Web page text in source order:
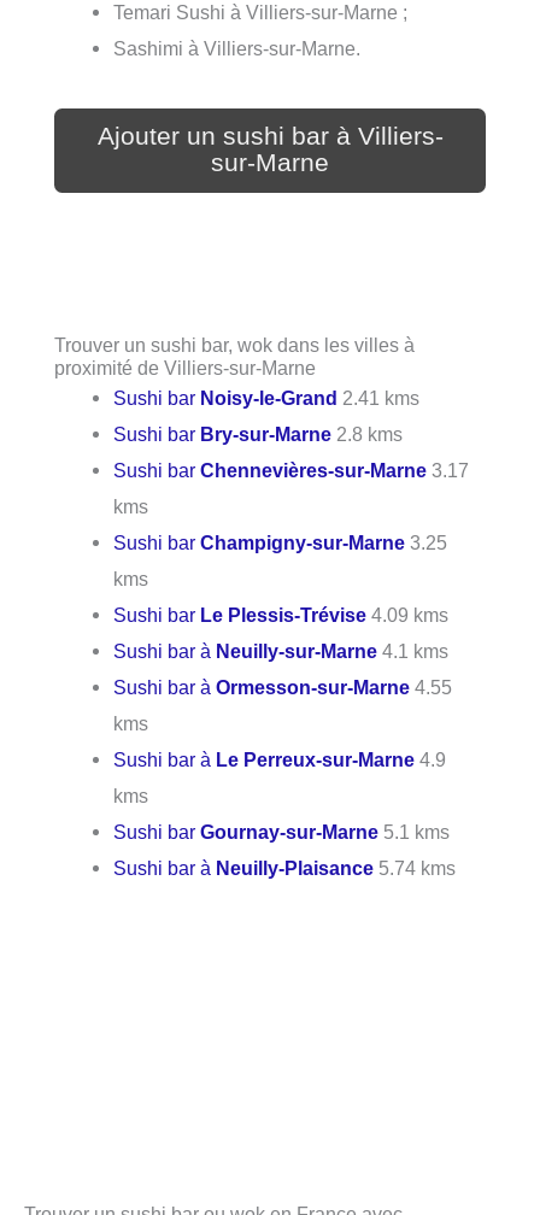
Temari Sushi à Villiers-sur-Marne ;
Sashimi à Villiers-sur-Marne.
Ajouter un sushi bar à Villiers-
sur-Marne
Trouver un sushi bar, wok dans les villes à
proximité de Villiers-sur-Marne
Sushi bar Noisy-le-Grand 2.41 kms
Sushi bar Bry-sur-Marne 2.8 kms
Sushi barChennevières-sur-Marne 3.17
kms
Sushi barChampigny-sur-Marne 3.25
kms
Sushi bar Le Plessis-Trévise 4.09 kms
Sushi bar à Neuilly-sur-Marne 4.1 kms
Sushi bar àOrmesson-sur-Marne 4.55
kms
Sushi bar à Le Perreux-sur-Marne 4.9
kms
Sushi barGournay-sur-Marne 5.1 kms
Sushi bar à Neuilly-Plaisance 5.74 kms